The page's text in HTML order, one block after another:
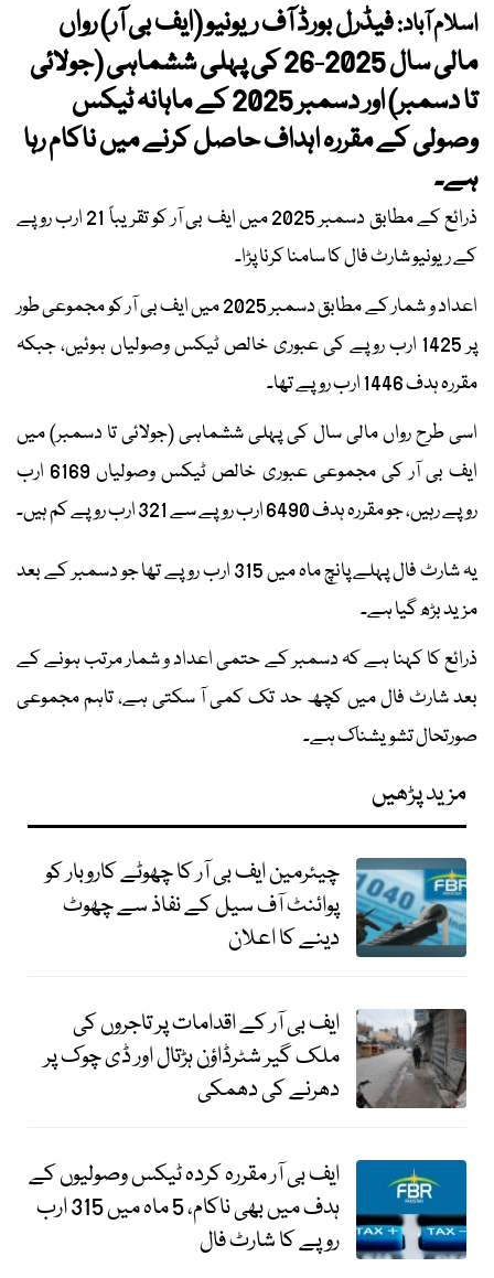
اسلام آباد:فیڈرل بورڈ آف ریونیو (ایف بی آر) رواں
مالی سال 2025-26 کی پہلی ششماہی (جولائی
تا دسمبر) اور دسمبر 2025 کے ماہانہ ٹیکس
وصولی کے مقررہ اہداف حاصل کرنے میں ناکام رہا
ہے۔
ذرائع کے مطابق دسمبر 2025 میں ایف بی آر کو تقریباً 21 ارب روپے
کے ریونیو شارٹ فال کا سامنا کرنا پڑا۔
اعداد و شمار کے مطابق دسمبر 2025 میں ایف بی آر کو مجموعی طور
پر 1425 ارب روپے کی عبوری خالص ٹیکس وصولیاں ہوئیں، جبکہ
مقررہ ہدف 1446 ارب روپے تھا۔
اسی طرح رواں مالی سال کی پہلی ششماہی (جولائی تا دسمبر) میں
ایف بی آر کی مجموعی عبوری خالص ٹیکس وصولیاں 6169 ارب
روپے رہیں، جو مقررہ ہدف 6490 ارب روپے سے 321 ارب روپے کم ہیں۔
یہ شارٹ فال پہلے پانچ ماہ میں 315 ارب روپے تھا جو دسمبر کے بعد
مزید بڑھ گیا ہے۔
ذرائع کا کہنا ہے کہ دسمبر کے حتمی اعداد و شمار مرتب ہونے کے
بعد شارٹ فال میں کچھ حد تک کمی آ سکتی ہے، تاہم مجموعی
صورتحال تشویشناک ہے۔
مزید پڑھیں
چیئرمین ایف بی آر کا چھوٹے کاروبار کو
پوائنٹ آف سیل کے نفاذ سے چھوٹ
دینے کا اعلان
ایف بی آر کے اقدامات پر تاجروں کی
ملک گیر شٹرڈاؤن ہڑتال اور ڈی چوک پر
دھرنے کی دھمکی
ایف بی آر مقررہ کردہ ٹیکس وصولیوں کے
ہدف میں بھی ناکام، 5 ماہ میں 315 ارب
روپے کا شارٹ فال